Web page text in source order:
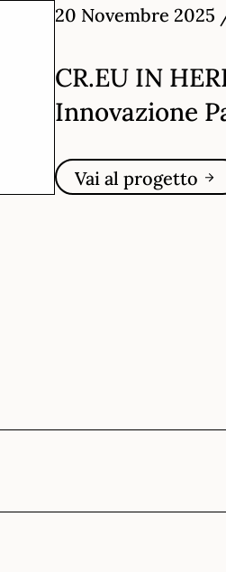
20 Novembre 2025
CR.EU IN
Innovazione
Vai al progetto